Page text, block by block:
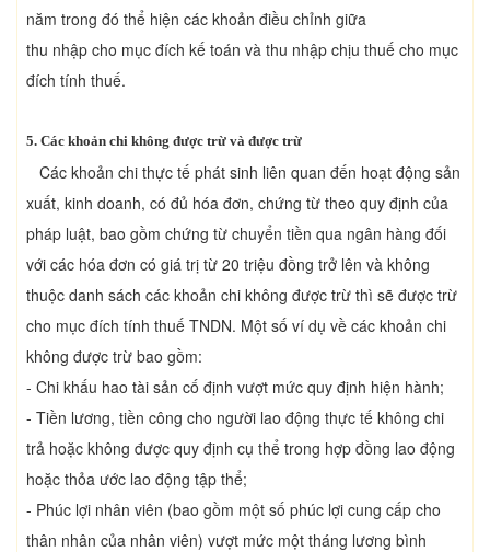
năm trong đó thể hiện các khoản điều chỉnh giữa
thu nhập cho mục đích kế toán và thu nhập chịu thuế cho mục
đích tính thuế.
5. Các khoản chi không được trừ và được trừ
Các khoản chi thực tế phát sinh liên quan đến hoạt động sản
xuất, kinh doanh, có đủ hóa đơn, chứng từ theo quy định của
pháp luật, bao gồm chứng từ chuyển tiền qua ngân hàng đối
với các hóa đơn có giá trị từ 20 triệu đồng trở lên và không
thuộc danh sách các khoản chi không được trừ thì sẽ được trừ
cho mục đích tính thuế TNDN. Một số ví dụ về các khoản chi
không được trừ bao gồm:
- Chi khấu hao tài sản cố định vượt mức quy định hiện hành;
- Tiền lương, tiền công cho người lao động thực tế không chi
trả hoặc không được quy định cụ thể trong hợp đồng lao động
hoặc thỏa ước lao động tập thể;
- Phúc lợi nhân viên (bao gồm một số phúc lợi cung cấp cho
thân nhân của nhân viên) vượt mức một tháng lương bình